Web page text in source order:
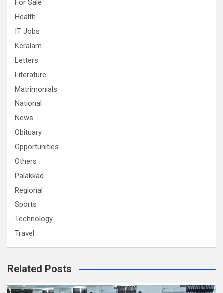
For Sale
Health
IT Jobs
Keralam
Letters
Literature
Matrimonials
National
News
Obituary
Opportunities
Others
Palakkad
Regional
Sports
Technology
Travel
Related Posts